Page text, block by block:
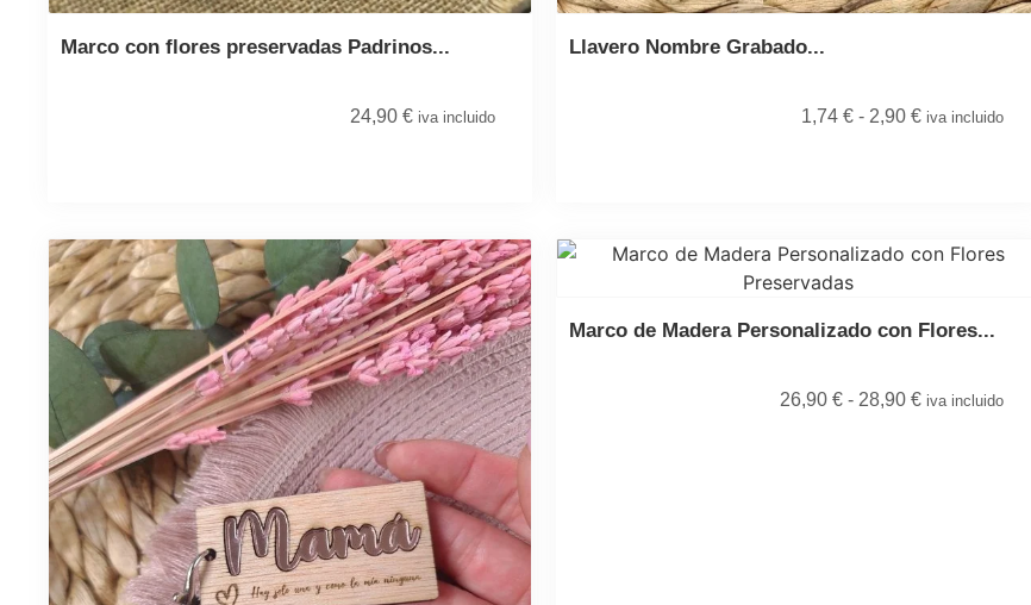
Marco con flores preservadas Padrinos...
24,90 € iva incluido
Llavero Nombre Grabado...
1,74 € - 2,90 € iva incluido
Marco de Madera Personalizado con Flores...
26,90 € - 28,90 € iva incluido